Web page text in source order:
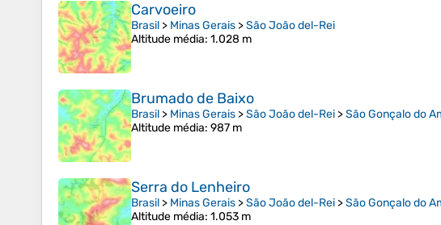
Carvoeiro
Brasil > Minas Gerais >São João del-Rei
Altitude média: 1.028 m
Brumado de Baixo
Brasil > Minas Gerais >São João del-Rei >São Gonçalo do
Altitude média: 987 m
Serra do Lenheiro
Brasil > Minas Gerais >São João del-Rei >São Gonçalo do
Altitude média: 1.053 m